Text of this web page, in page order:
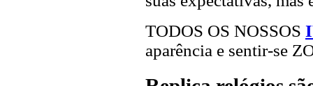
TODOS OS NOSSOS
aparência e sentir-se